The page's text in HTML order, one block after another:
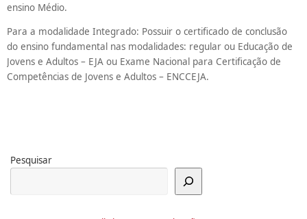
ensino Médio.
Para a modalidade Integrado: Possuir o certificado de conclusão
do ensino fundamental nas modalidades: regular ou Educação de
Jovens e Adultos – EJA ou Exame Nacional para Certificação de
Competências de Jovens e Adultos – ENCCEJA.
Pesquisar